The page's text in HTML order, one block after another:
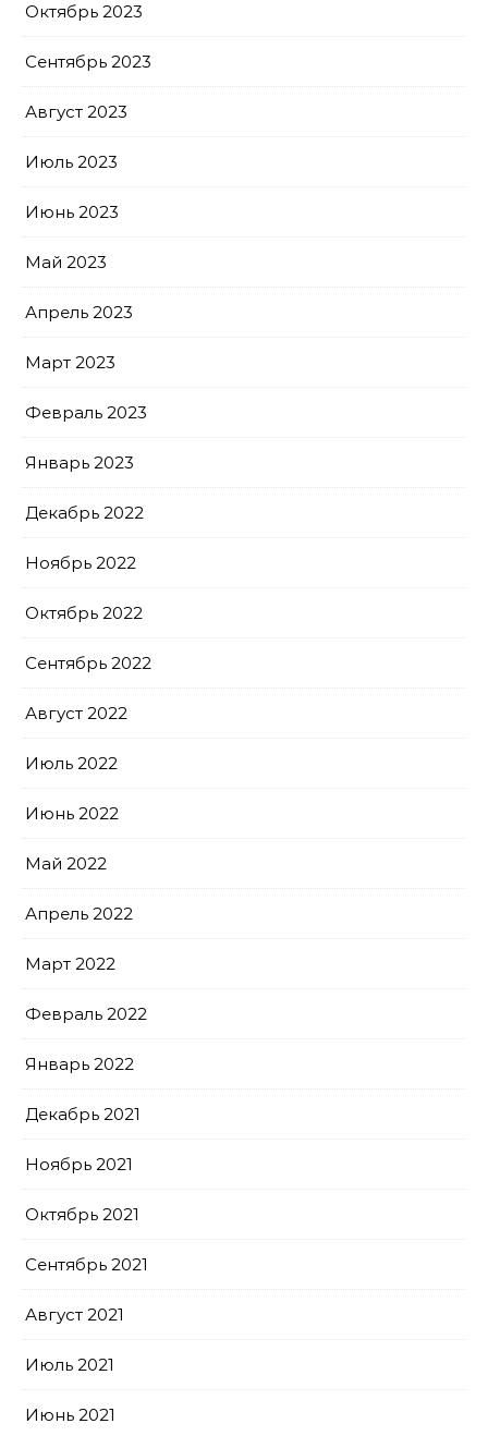
Октябрь 2023
Сентябрь 2023
Август 2023
Июль 2023
Июнь 2023
Май 2023
Апрель 2023
Март 2023
Февраль 2023
Январь 2023
Декабрь 2022
Ноябрь 2022
Октябрь 2022
Сентябрь 2022
Август 2022
Июль 2022
Июнь 2022
Май 2022
Апрель 2022
Март 2022
Февраль 2022
Январь 2022
Декабрь 2021
Ноябрь 2021
Октябрь 2021
Сентябрь 2021
Август 2021
Июль 2021
Июнь 2021